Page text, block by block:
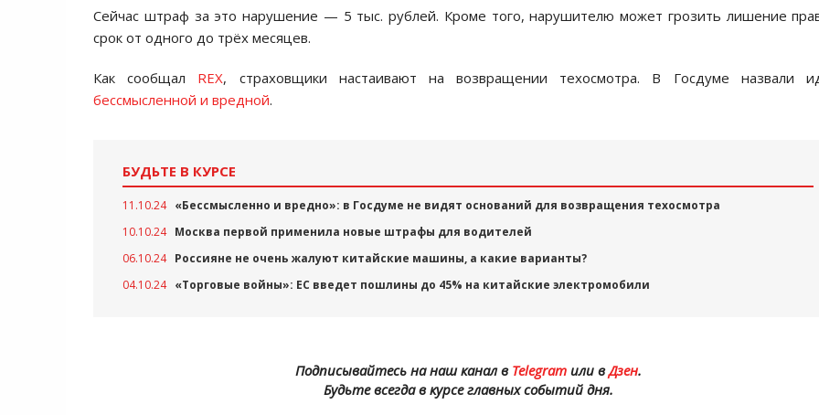
Сейчас штраф за это нарушение — 5 тыс. рублей. Кроме того, нарушителю может грозить лишение
срок от одного до трёх месяцев.
Как сообщал REX, страховщики настаивают на возвращении техосмотра. В Госдуме назвали
бессмысленной и вредной.
БУДЬТЕ В КУРСЕ
11.10.24 «Бессмысленно и вредно»: в Госдуме не видят оснований для возвращения техосмотра
10.10.24 Москва первой применила новые штрафы для водителей
06.10.24 Россияне не очень жалуют китайские машины, а какие варианты?
04.10.24 «Торговые войны»: ЕС введет пошлины до 45% на китайские электромобили
Подписывайтесь на наш канал в Telegramили вДзен.
Будьте всегда в курсе главных событий дня.